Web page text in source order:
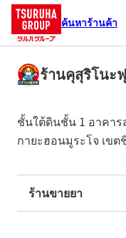
ค้นหาร้านค้า
ร้านคุสุริโนะ
ชั้นใต้ดินชั้น 1 อาคาร
กายะฮอนมูระโจ เขต
ร้านขายยา